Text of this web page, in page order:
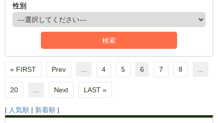
性別
« FIRST Prev 4 5 6 7 8
20 Next LAST »
| 人気順 | 新着順 |